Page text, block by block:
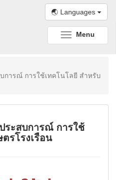
🌏 Languages
Toggle
navigation
Menu
การณ์ การใช้เทคโนโลยี สำหรับ
ระสบการณ์ การใช้
รโรงเรือน